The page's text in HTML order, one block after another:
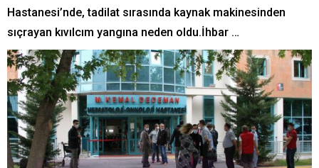
Hastanesi’nde, tadilat sırasında kaynak makinesinden
sıçrayan kıvılcım yangına neden oldu.İhbar …